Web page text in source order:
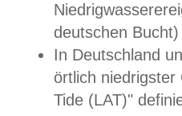
deutschen
In Deutschland
örtlich
Tide (LAT)"